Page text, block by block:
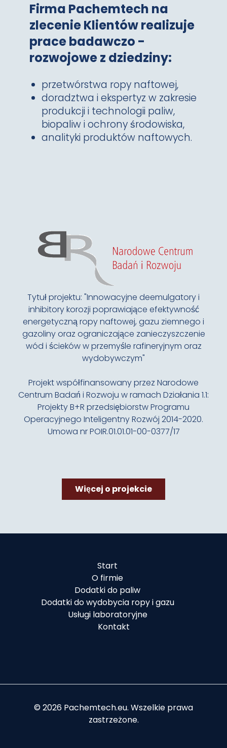
Firma Pachemtech na
zlecenie Klientów realizuje
prace badawczo -
rozwojowe z dziedziny:
przetwórstwa ropy naftowej,
doradztwa i ekspertyz w zakresie
produkcji i technologii paliw,
biopaliw i ochrony środowiska,
analityki produktów naftowych.
Tytuł projektu: "Innowacyjne deemulgatory i
inhibitory korozji poprawiające efektywność
energetyczną ropy naftowej, gazu ziemnego i
gazoliny oraz ograniczające zanieczyszczenie
wód i ścieków w przemyśle rafineryjnym oraz
wydobywczym"
Projekt współfinansowany przez Narodowe
Centrum Badań i Rozwoju w ramach Działania 1.1:
Projekty B+R przedsiębiorstw Programu
Operacyjnego Inteligentny Rozwój 2014-2020.
Umowa nr POIR.01.01.01-00-0377/17
Więcej o projekcie
Start
O firmie
Dodatki do paliw
Dodatki do wydobycia ropy i gazu
Usługi laboratoryjne
Kontakt
© 2026 Pachemtech.eu. Wszelkie prawa
zastrzeżone.